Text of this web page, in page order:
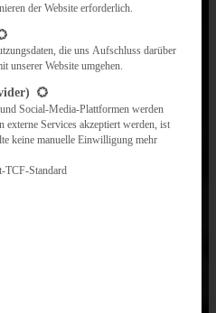
der Website erforderlich.
die uns Aufschluss darüber
unserer Website umgehen.
Social-Media-Plattformen werden
externe Services akzeptiert werden, ist
keine manuelle Einwilligung mehr
TCF-Standard